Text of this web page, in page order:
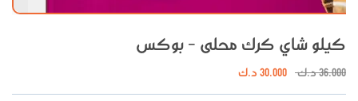
كيلو شاي كرك محلى - بوكس
36.000د.ك 30.000د.ك